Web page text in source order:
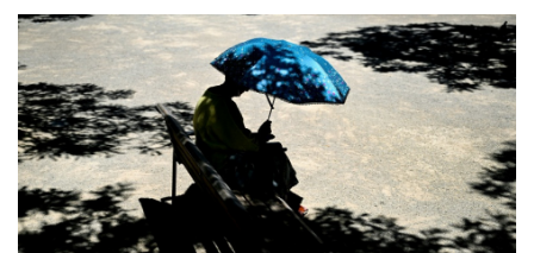
Grindel erwartet nahendes Ende der Ära Infantino
Regierung will bei Klimaschutz vorerst nicht nachsteuern - Kritik
der Grünen
Hitze und Niedrigwasser: Städte- und Gemeindebund fordert
"nationalen Kraftakt"
Infantinos Investorenplan: FIFA-Experte fordert Aufarbeitung
Biathlon-Olympiasieger Jacquelin wird Teilzeit-Radprofi